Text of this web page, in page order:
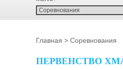
Главная > Соревнования
ПЕРВЕНСТВО